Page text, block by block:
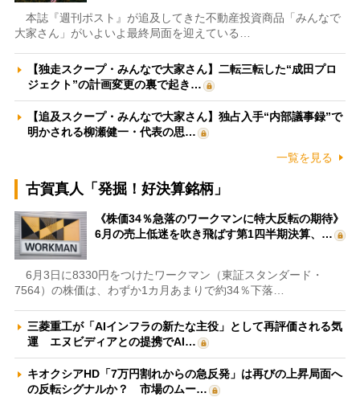
本誌『週刊ポスト』が追及してきた不動産投資商品「みんなで
大家さん」がいよいよ最終局面を迎えている…
【独走スクープ・みんなで大家さん】二転三転した“成田プロ
ジェクト”の計画変更の裏で起き…
【追及スクープ・みんなで大家さん】独占入手“内部議事録”で
明かされる柳瀬健一・代表の思…
一覧を見る
古賀真人「発掘！好決算銘柄」
《株価34％急落のワークマンに特大反転の期待》
6月の売上低迷を吹き飛ばす第1四半期決算、…
6月3日に8330円をつけたワークマン（東証スタンダード・
7564）の株価は、わずか1カ月あまりで約34％下落…
三菱重工が「AIインフラの新たな主役」として再評価される気
運 エヌビディアとの提携でAI…
キオクシアHD「7万円割れからの急反発」は再びの上昇局面へ
の反転シグナルか？ 市場のムー…